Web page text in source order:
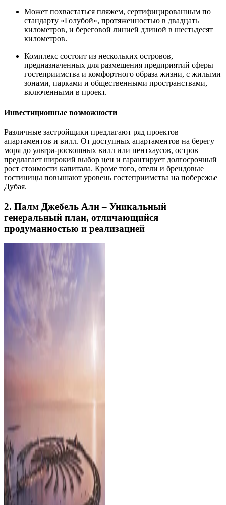
Может похвастаться пляжем, сертифицированным по
стандарту «Голубой», протяженностью в двадцать
километров, и береговой линией длиной в шестьдесят
километров.
Комплекс состоит из нескольких островов,
предназначенных для размещения предприятий сферы
гостеприимства и комфортного образа жизни, с жилыми
зонами, парками и общественными пространствами,
включенными в проект.
Инвестиционные возможности
Различные застройщики предлагают ряд проектов
апартаментов и вилл. От доступных апартаментов на берегу
моря до ультра-роскошных вилл или пентхаусов, остров
предлагает широкий выбор цен и гарантирует долгосрочный
рост стоимости капитала. Кроме того, отели и брендовые
гостиницы повышают уровень гостеприимства на побережье
Дубая.
2. Палм Джебель Али – Уникальный
генеральный план, отличающийся
продуманностью и реализацией